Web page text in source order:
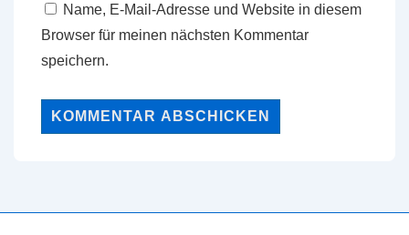
Name, E-Mail-Adresse und Website in diesem
Browser für meinen nächsten Kommentar
speichern.